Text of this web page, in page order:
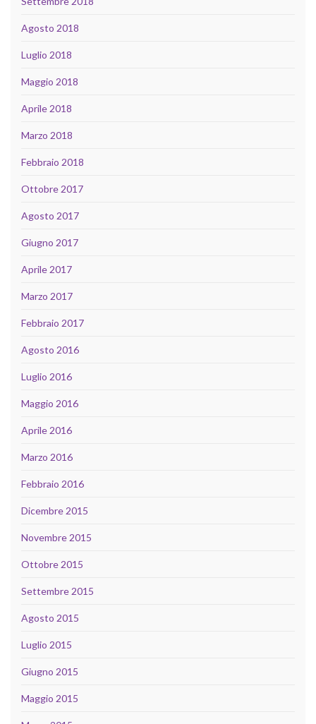
Agosto 2018
Luglio 2018
Maggio 2018
Aprile 2018
Marzo 2018
Febbraio 2018
Ottobre 2017
Agosto 2017
Giugno 2017
Aprile 2017
Marzo 2017
Febbraio 2017
Agosto 2016
Luglio 2016
Maggio 2016
Aprile 2016
Marzo 2016
Febbraio 2016
Dicembre 2015
Novembre 2015
Ottobre 2015
Settembre 2015
Agosto 2015
Luglio 2015
Giugno 2015
Maggio 2015